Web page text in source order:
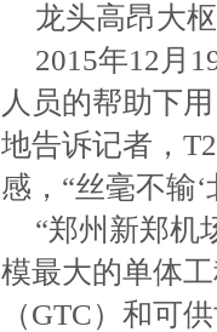
龙头高昂大
2015年12月
人员的帮助下
地告诉记者，
感，“丝毫不输‘
“郑州新郑机
模最大的单体
（GTC）和可